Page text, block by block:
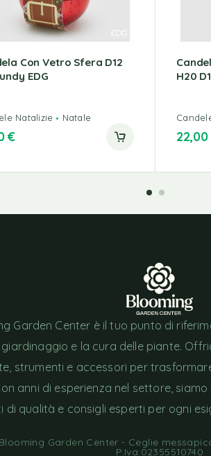
Con Vetro Sfera D12
EDG
Natalizie Natale
€
H20
22,00
Garden Center è il tuo punto di
e la cura delle piante.
strumenti e accessori per
anni di esperienza nel settore,
di qualità e consigli esperti per ogni
Garden Center - Ceglie
P.Iva:02355510740